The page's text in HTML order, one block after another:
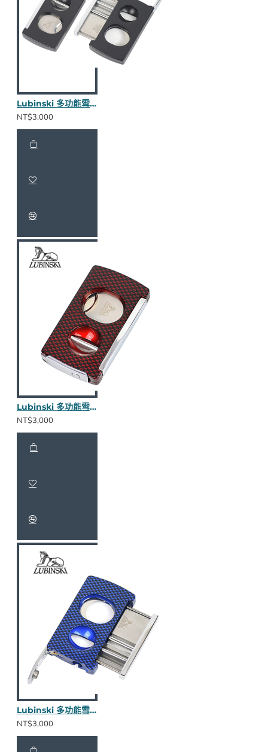
Lubinski 多功能雪茄剪(碳黑)
NT$3,000
Lubinski 多功能雪茄剪(紅)
NT$3,000
Lubinski 多功能雪茄剪(藍)
NT$3,000